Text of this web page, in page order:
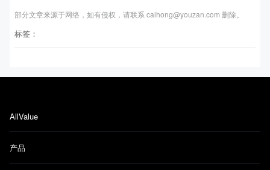
部分文章来源于网络，如有侵权，请联系 caihong@youzan.com 删除。
标签：
AllValue
产品